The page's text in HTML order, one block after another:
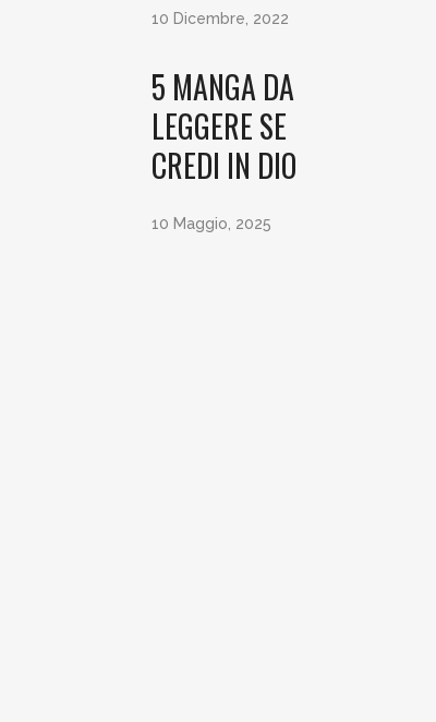
10 Dicembre, 2022
5 MANGA DA
LEGGERE SE
CREDI IN DIO
10 Maggio, 2025